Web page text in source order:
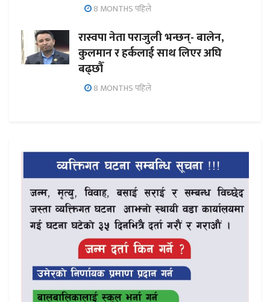
8 MONTHS पहिले
रास्वपा नेता पराजुली भन्छन्- बालेन,
कुलमान र हर्कलाई साथ लिएर अघि
बढ्छौँ
8 MONTHS पहिले